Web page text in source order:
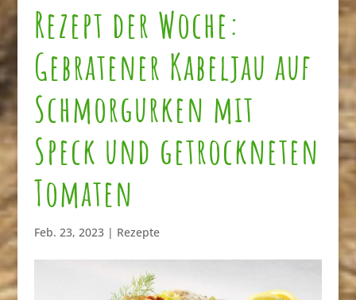
Rezept der Woche:
Gebratener Kabeljau auf
Schmorgurken mit
Speck und getrockneten
Tomaten
Feb. 23, 2023| Rezepte